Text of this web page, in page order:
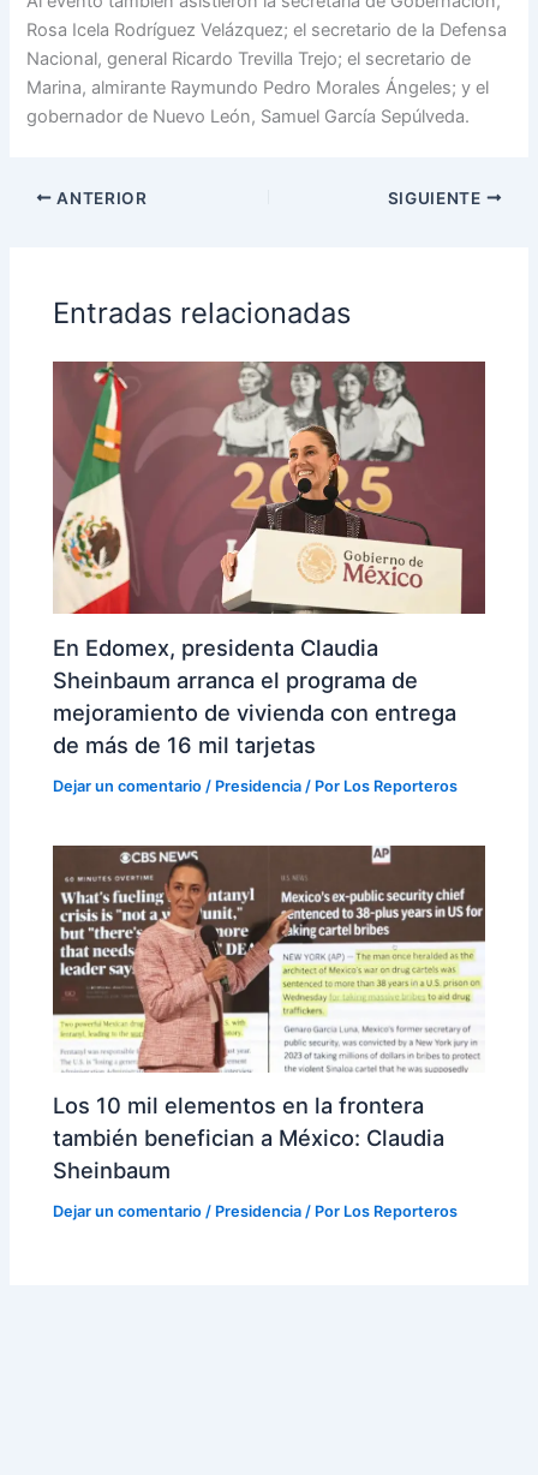
Rosa Icela Rodríguez Velázquez; el secretario de la Defensa
Nacional, general Ricardo Trevilla Trejo; el secretario de
Marina, almirante Raymundo Pedro Morales Ángeles; y el
gobernador de Nuevo León, Samuel García Sepúlveda.
ANTERIOR SIGUIENTE
Entradas relacionadas
En Edomex, presidenta Claudia
Sheinbaum arranca el programa de
mejoramiento de vivienda con entrega
de más de 16 mil tarjetas
Dejar un comentario / Presidencia / Por Los Reporteros
Los 10 mil elementos en la frontera
también benefician a México: Claudia
Sheinbaum
Dejar un comentario / Presidencia / Por Los Reporteros